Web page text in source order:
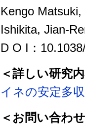
Kengo
Ishikita, Jian-
D O I：
＜詳しい研究
イネの安定多
＜お問い合わ